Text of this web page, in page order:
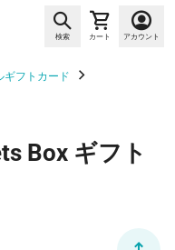
検索 カート アカウント
ギフトカード
Box ギフト